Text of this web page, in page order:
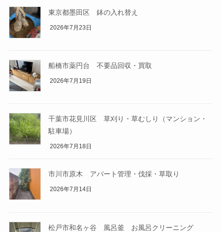
東京都墨田区 鉢の入れ替え
2026年7月23日
船橋市薬円台 不要品回収・買取
2026年7月19日
千葉市花見川区 草刈り・草むしり（マンション・
駐車場）
2026年7月18日
市川市原木 アパート管理・伐採・草取り
2026年7月14日
松戸市和名ヶ谷 風呂釜 お風呂クリーニング